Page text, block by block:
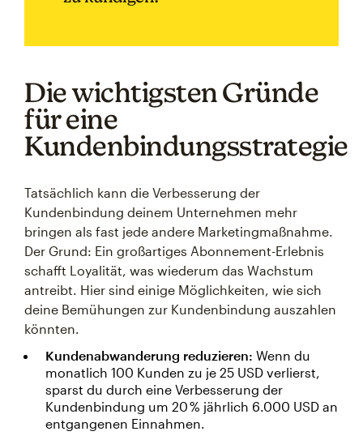
Die wichtigsten Gründe
für eine
Kundenbindungsstrategie
Tatsächlich kann die Verbesserung der
Kundenbindung deinem Unternehmen mehr
bringen als fast jede andere Marketingmaßnahme.
Der Grund: Ein großartiges Abonnement-Erlebnis
schafft Loyalität, was wiederum das Wachstum
antreibt. Hier sind einige Möglichkeiten, wie sich
deine Bemühungen zur Kundenbindung auszahlen
könnten.
Kundenabwanderung reduzieren: Wenn du
monatlich 100 Kunden zu je 25 USD verlierst,
sparst du durch eine Verbesserung der
Kundenbindung um 20 % jährlich 6.000 USD an
entgangenen Einnahmen.